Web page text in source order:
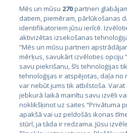
Valstis
Igaunija
Latvija
Lietuva
Mēs un mūsu 270partneri
datiem, piemēram, pārlūkošanas
identifikatoriem jūsu ierīcē.
aktivizētas izsekošanas
“Mēs un mūsu partneri
mērķus, savukārt izvēloties opciju
savu piekrišanu, šīs tehnoloģijas
tehnoloģijas ir atspējotas, daļa no
var nebūt jums tik atbilstoša.
jebkurā laikā mainītu savu izvēli
noklikšķinot uz saites “Privātuma
apakšā vai uz peldošās ikonas
stūrī, ja tāda ir redzama. Jūsu